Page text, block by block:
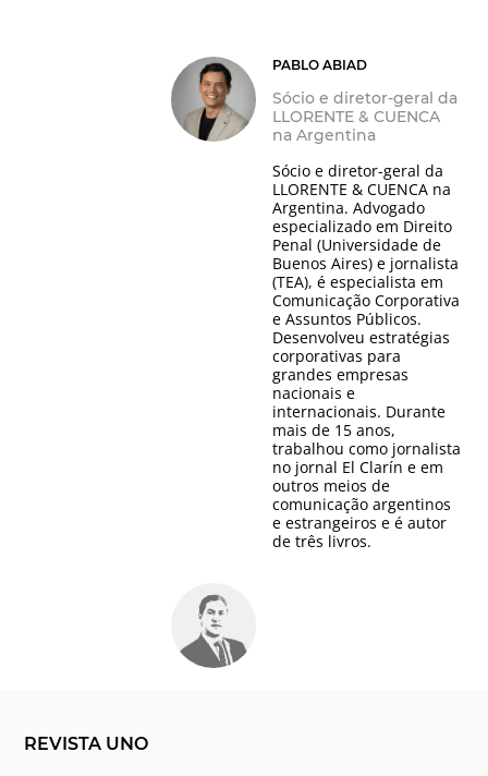
PABLO ABIAD
Sócio e diretor-geral da
LLORENTE & CUENCA
na Argentina
Sócio e diretor-geral da
LLORENTE & CUENCA na
Argentina. Advogado
especializado em Direito
Penal (Universidade de
Buenos Aires) e jornalista
(TEA), é especialista em
Comunicação Corporativa
e Assuntos Públicos.
Desenvolveu estratégias
corporativas para
grandes empresas
nacionais e
internacionais. Durante
mais de 15 anos,
trabalhou como jornalista
no jornal El Clarín e em
outros meios de
comunicação argentinos
e estrangeiros e é autor
de três livros.
REVISTA UNO